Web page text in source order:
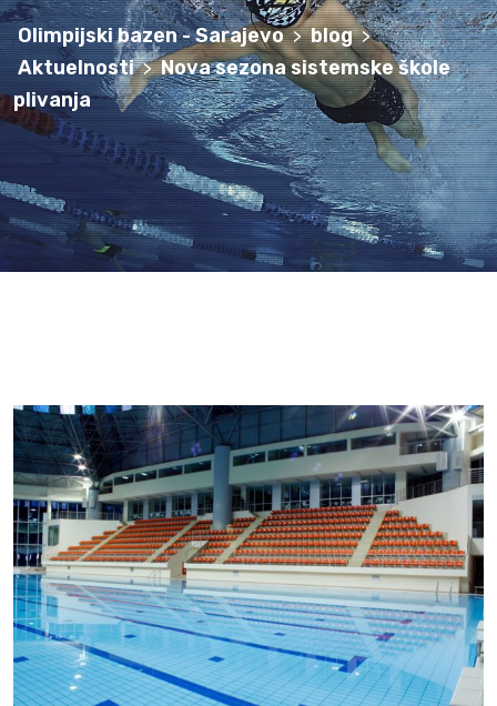
Olimpijski bazen - Sarajevo > blog >
Aktuelnosti > Nova sezona sistemske škole
plivanja